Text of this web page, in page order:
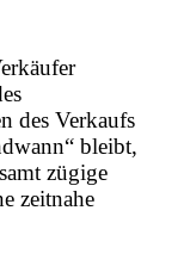
des Verkaufs
bleibt,
zügige
zeitnahe